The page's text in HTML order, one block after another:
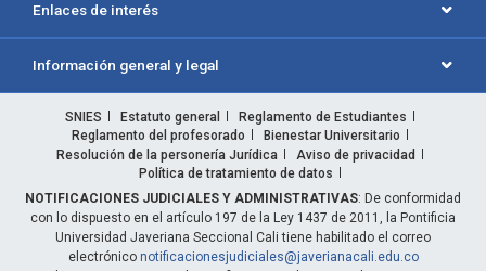
Enlaces de interés
Información general y legal
SNIES Estatuto general
Reglamento de Estudiantes
Reglamento del profesorado
Bienestar Universitario
Resolución de la personería Jurídica
Aviso de privacidad
Política de tratamiento de datos
NOTIFICACIONES JUDICIALES Y ADMINISTRATIVAS: De conformidad
con lo dispuesto en el artículo 197 de la Ley 1437 de 2011, la Pontificia
Universidad Javeriana Seccional Cali tiene habilitado el correo
electrónico notificacionesjudiciales@javerianacali.edu.co